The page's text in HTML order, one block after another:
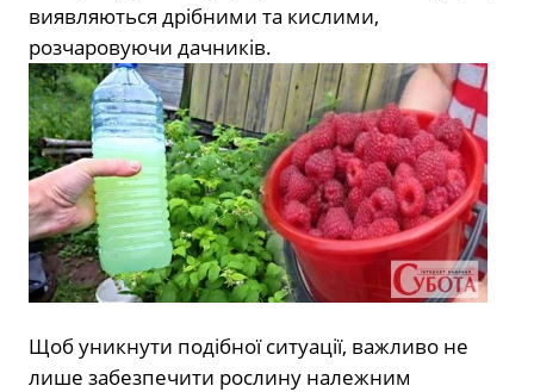
виявляються дрібними та кислими,
розчаровуючи дачників.
Щоб уникнути подібної ситуації, важливо не
лише забезпечити рослину належним